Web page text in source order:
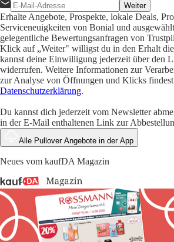
Weiter
Erhalte Angebote, Prospekte, lokale Deals,
Serviceneuigkeiten von Bonial und
gelegentliche Bewertungsanfragen von
Klick auf „Weiter" willigst du in den Erhalt
kannst deine Einwilligung jederzeit über den
widerrufen. Weitere Informationen zur
zur Analyse von Öffnungen und Klicks
Datenschutzerklärung.
Du kannst dich jederzeit vom Newsletter
in der E-Mail enthaltenen Link zur
Alle Pullover Angebote in der App
Neues vom kaufDA Magazin